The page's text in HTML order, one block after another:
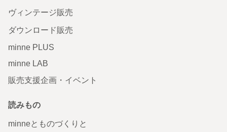
ヴィンテージ販売
ダウンロード販売
minne PLUS
minne LAB
販売支援企画・イベント
読みもの
minneとものづくりと